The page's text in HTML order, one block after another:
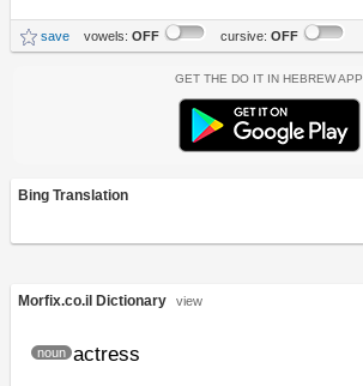
save vowels: OFF cursive: OFF
Get the Do It In Hebrew App
Bing Translation
Morfix.co.il Dictionary view
actress
noun